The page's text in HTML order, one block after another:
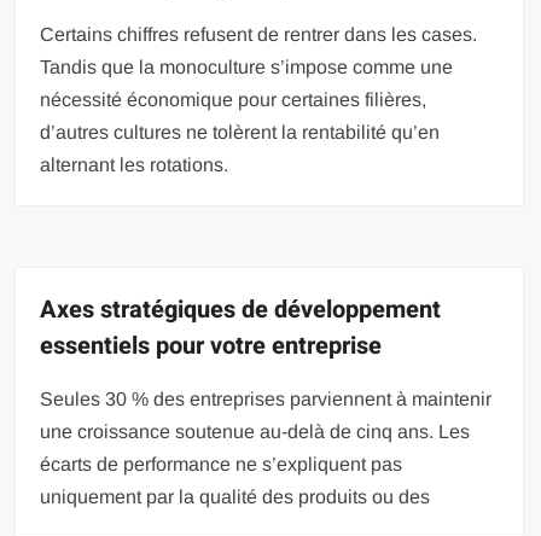
Certains chiffres refusent de rentrer dans les cases.
Tandis que la monoculture s’impose comme une
nécessité économique pour certaines filières,
d’autres cultures ne tolèrent la rentabilité qu’en
alternant les rotations.
Axes stratégiques de développement
essentiels pour votre entreprise
Seules 30 % des entreprises parviennent à maintenir
une croissance soutenue au-delà de cinq ans. Les
écarts de performance ne s’expliquent pas
uniquement par la qualité des produits ou des